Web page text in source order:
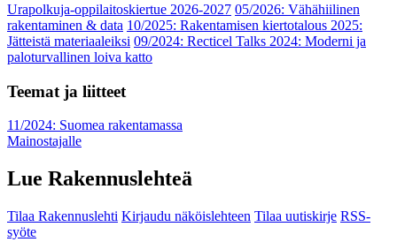
Urapolkuja-oppilaitoskiertue 2026-2027 05/2026: Vähähiilinen
rakentaminen & data 10/2025: Rakentamisen kiertotalous 2025:
Jätteistä materiaaleiksi 09/2024: Recticel Talks 2024: Moderni ja
paloturvallinen loiva katto
Teemat ja liitteet
11/2024: Suomea rakentamassa
Mainostajalle
Lue Rakennuslehteä
Tilaa Rakennuslehti Kirjaudu näköislehteen Tilaa uutiskirje RSS-
syöte